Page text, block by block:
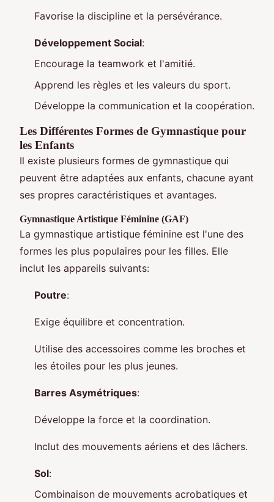
Favorise la discipline et la persévérance.
Développement Social:
Encourage la teamwork et l'amitié.
Apprend les règles et les valeurs du sport.
Développe la communication et la coopération.
Les Différentes Formes de Gymnastique pour
les Enfants
Il existe plusieurs formes de gymnastique qui
peuvent être adaptées aux enfants, chacune ayant
ses propres caractéristiques et avantages.
Gymnastique Artistique Féminine (GAF)
La gymnastique artistique féminine est l'une des
formes les plus populaires pour les filles. Elle
inclut les appareils suivants:
Poutre:
Exige équilibre et concentration.
Utilise des accessoires comme les broches et
les étoiles pour les plus jeunes.
Barres Asymétriques:
Développe la force et la coordination.
Inclut des mouvements aériens et des lâchers.
Sol:
Combinaison de mouvements acrobatiques et